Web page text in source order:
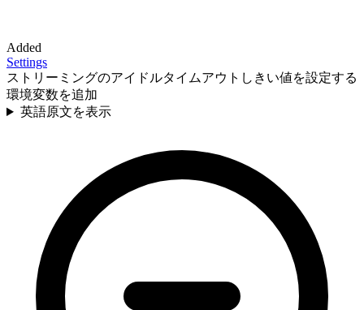
Added
Settings
ストリーミングのアイドルタイムアウトしきい値を設定する
環境変数を追加
英語原文を表示